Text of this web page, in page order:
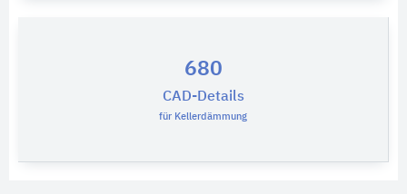
680
CAD-Details
für Kellerdämmung